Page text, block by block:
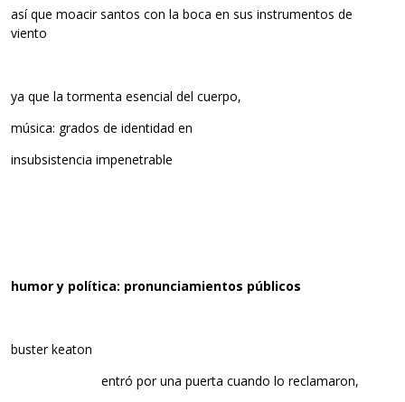
así que moacir santos con la boca en sus instrumentos de
viento
ya que la tormenta esencial del cuerpo,
música: grados de identidad en
insubsistencia impenetrable
humor y política: pronunciamientos públicos
buster keaton
entró por una puerta cuando lo reclamaron,